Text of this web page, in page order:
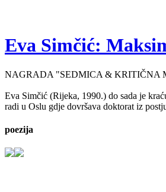
Eva Simčić:
NAGRADA "SEDMICA & KRITIČNA
Eva Simčić (Rijeka, 1990.) do sada je
radi u Oslu gdje dovršava doktorat iz
poezija